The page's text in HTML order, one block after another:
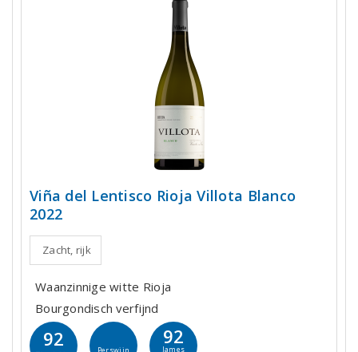
Viña del Lentisco Rioja Villota Blanco
2022
Zacht, rijk
Waanzinnige witte Rioja
Bourgondisch verfijnd
92 92
James